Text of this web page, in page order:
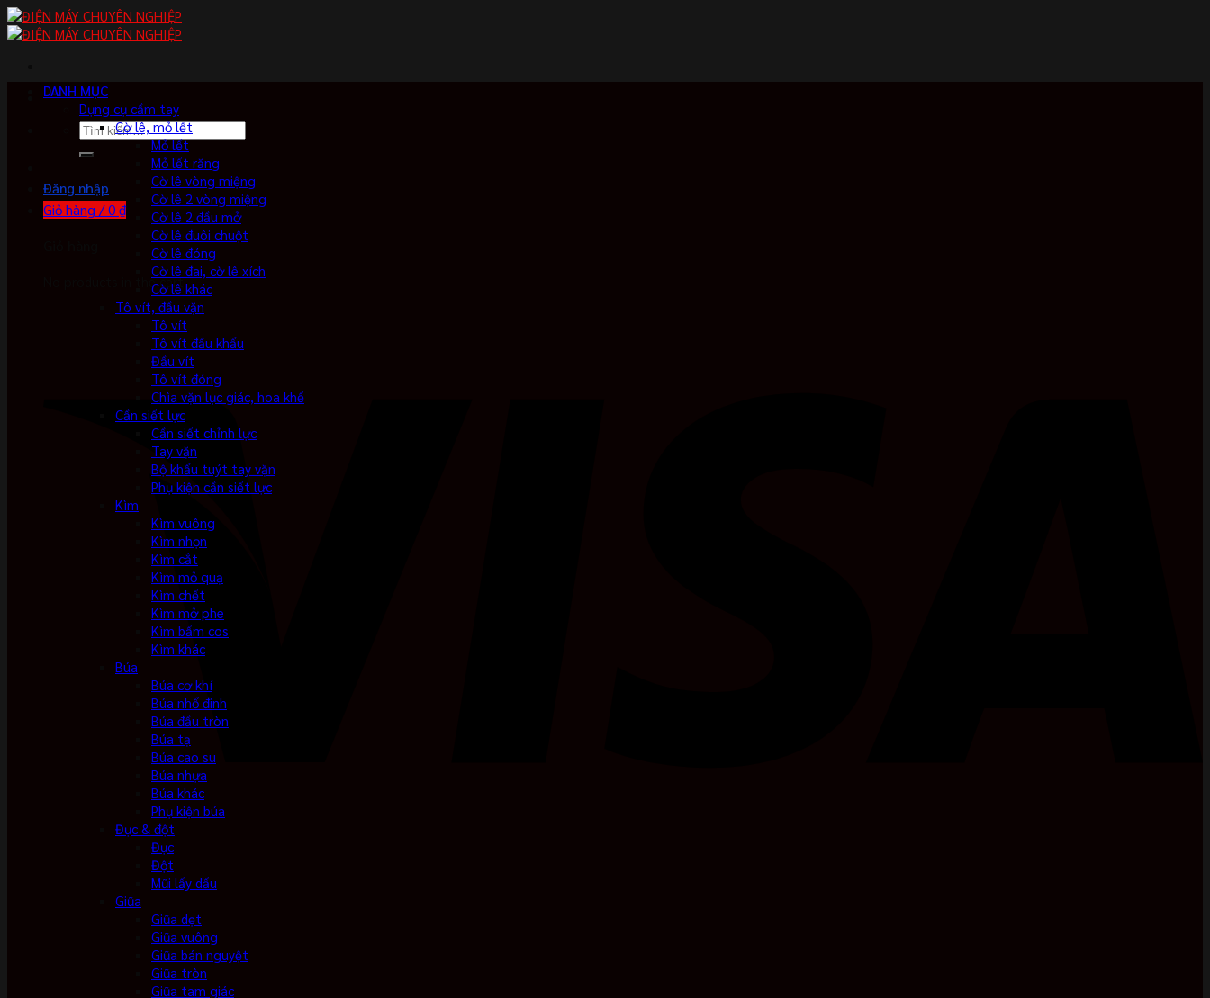
Skip
to
Tìm
kiếm:
Đăng nhập
Giỏ hàng /0 ₫
No products in the cart.
DANH MỤC
Dụng cụ cầm tay
Cờ lê, mỏ lết
Mỏ lết
Mỏ lết răng
Cờ lê vòng miệng
Cờ lê 2 vòng miệng
Cờ lê 2 đầu mở
Cờ lê đuôi chuột
Cờ lê đóng
Cờ lê đai, cờ lê xích
Cờ lê khác
Tô vít, đầu vặn
Tô vít
Tô vít đầu khẩu
Đầu vít
Tô vít đóng
Chìa vặn lục giác, hoa khế
Cần siết lực
Cần siết chỉnh lực
Tay vặn
Bộ khẩu tuýt tay vặn
Phụ kiện cần siết lực
Kìm
Kìm vuông
Kìm nhọn
Kìm cắt
Kìm mỏ quạ
Kìm chết
Kìm mở phe
Kìm bấm cos
Kìm khác
Búa
Búa cơ khí
Búa nhổ đinh
Búa đầu tròn
Búa tạ
Búa cao su
Búa nhựa
Búa khác
Phụ kiện búa
Đục & đột
Đục
Đột
Mũi lấy dấu
Giũa
Giũa dẹt
Giũa vuông
Giũa bán nguyệt
Giũa tròn
Giũa tam giác